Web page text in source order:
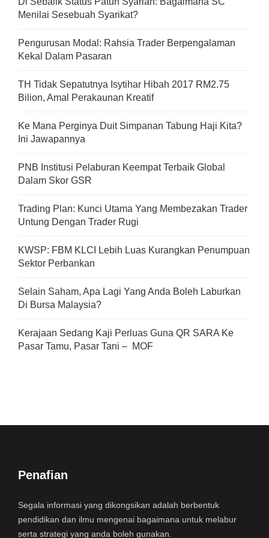
Menilai Sesebuah Syarikat?
Pengurusan Modal: Rahsia Trader Berpengalaman
Kekal Dalam Pasaran
TH Tidak Sepatutnya Isytihar Hibah 2017 RM2.75
Bilion, Amal Perakaunan Kreatif
Ke Mana Perginya Duit Simpanan Tabung Haji Kita?
Ini Jawapannya
PNB Institusi Pelaburan Keempat Terbaik Global
Dalam Skor GSR
Trading Plan: Kunci Utama Yang Membezakan Trader
Untung Dengan Trader Rugi
KWSP: FBM KLCI Lebih Luas Kurangkan Penumpuan
Sektor Perbankan
Selain Saham, Apa Lagi Yang Anda Boleh Laburkan
Di Bursa Malaysia?
Kerajaan Sedang Kaji Perluas Guna QR SARA Ke
Pasar Tamu, Pasar Tani – MOF
Penafian
Segala informasi yang dikongsikan adalah berbentuk
pendidikan dan ilmu mengenai bagaimana untuk melabur
serta strategi yang anda boleh gunakan.